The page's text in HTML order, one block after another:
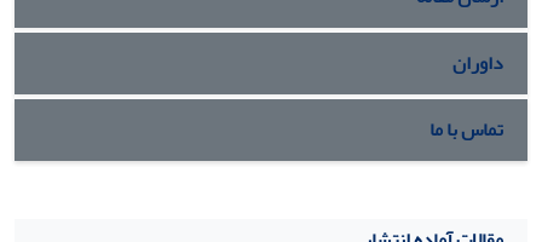
داوران
تماس با ما